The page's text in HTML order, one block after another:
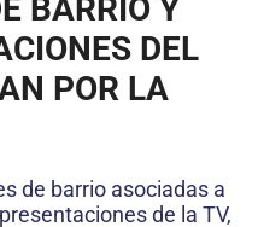
BARRIO Y
DEL
POR LA
de barrio asociadas a
de la TV,